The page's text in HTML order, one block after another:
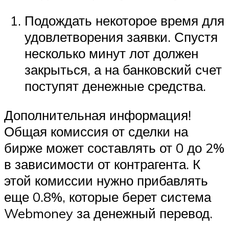
Подождать некоторое время для
удовлетворения заявки. Спустя
несколько минут лот должен
закрыться, а на банковский счет
поступят денежные средства.
Дополнительная информация!
Общая комиссия от сделки на
бирже может составлять от 0 до 2%
в зависимости от контрагента. К
этой комиссии нужно прибавлять
еще 0.8%, которые берет система
Webmoney за денежный перевод.